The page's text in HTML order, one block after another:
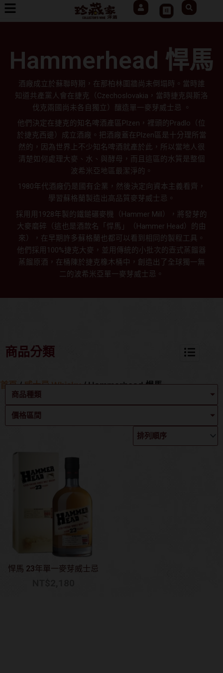
跳
User
Cart
Search
Hammerhead 悍馬
酒廠成立於蘇聯時期，在那柏林圍牆尚未倒塌時。當時誰
知道共產黨人會在捷克（Czechoslovakia，當時捷克與斯洛
伐克兩國尚未各自獨立）釀造單一麥芽威士忌 。
他們決定在捷克的知名啤酒產區Plzen，裡頭的Pradlo（位
於捷克西邊）成立酒廠。把酒廠蓋在Plzen區是十分理所當
然的，因為世界上不少知名啤酒就產於此，所以當地人很
清楚如何處理大麥、水、與酵母，而且這區的水質是整個
波希米亞地區最潔淨的。
1980年代酒廠仍是國有企業，然後決定向資本主義看齊，
學習蘇格蘭製造出高品質麥芽威士忌。
採用用1928年製的鐵鎚碾麥機（Hammer Mill），將發芽的
大麥磨碎（這也是酒款名「悍馬」（Hammer Head）的由
來），在早期許多蘇格蘭也都可以看到相同的製程工具。
他們採用100%捷克大麥，並用傳統的小批次的壺式蒸餾器
蒸餾原酒，在桶陳於捷克橡木桶中，創造出了全球獨一無
二的波希米亞單一麥芽威士忌。
商品分類
首頁/威士忌 Whisky/ Hammerhead 悍馬
商品種類
價格區間
悍馬 23年單一麥芽威士忌